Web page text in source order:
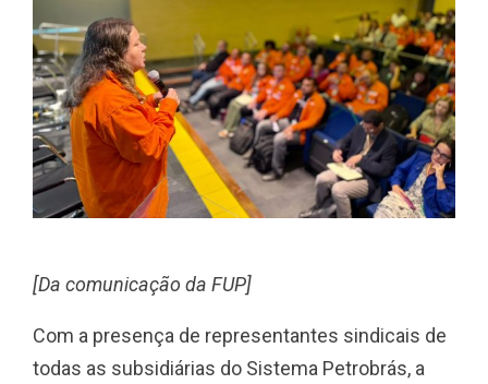
[Da comunicação da FUP]
Com a presença de representantes sindicais de
todas as subsidiárias do Sistema Petrobrás, a